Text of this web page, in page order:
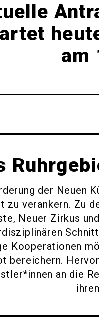
am
der Neuen
zu verankern. Zu
Neuer Zirkus
Kooperationen
bereichern.
an die